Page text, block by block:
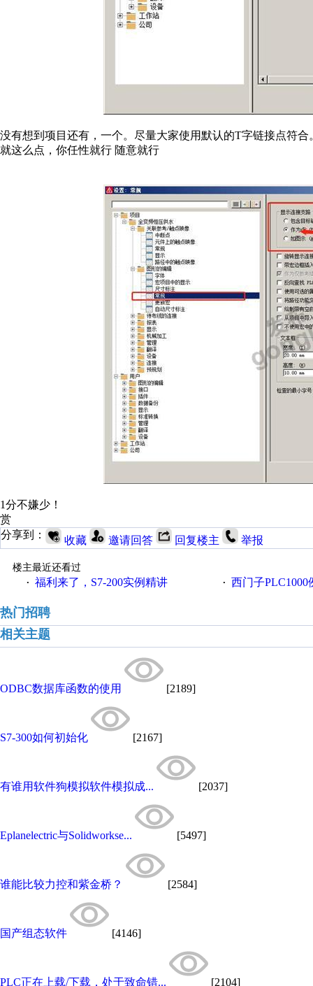
没有想到项目还有，一个。尽量大家使用默认的T字链接点符
就这么点，你任性就行 随意就行
1分不嫌少！
赏
分享到：
收藏 邀请回答 回复楼主 举报
楼主最近还看过
· 福利来了，S7-200实例精讲 · 西门子PLC1000
热门招聘
相关主题
ODBC数据库函数的使用 [2189]
S7-300如何初始化 [2167]
有谁用软件狗模拟软件模拟成... [2037]
Eplanelectric与Solidworkse... [5497]
谁能比较力控和紫金桥？ [2584]
国产组态软件 [4146]
PLC正在上载/下载，处于致命错... [2104]